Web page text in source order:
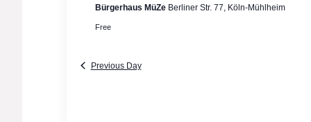
Bürgerhaus MüZe Berliner Str. 77, Köln-Mühlheim
Free
Previous Day